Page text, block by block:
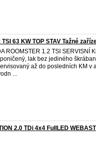
63 KW TOP STAV Tažné
ROOMSTER 1.2 TSI SERVISNÍ
lak bez jediného
až do posledních KM v
...
2.0 TDi 4x4 FullLED